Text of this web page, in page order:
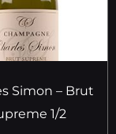
Simon – Brut
1/2